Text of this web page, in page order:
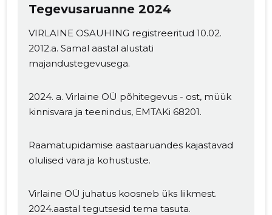
Tegevusaruanne 2024
VIRLAINE OSAUHING registreeritud 10.02.
2012.a. Samal aastal alustati
majandustegevusega.
2024. a. Virlaine OÜ põhitegevus - ost, müük
kinnisvara ja teenindus, EMTAKi 68201.
Raamatupidamise aastaaruandes kajastavad
olulised vara ja kohustuste.
Virlaine OÜ juhatus koosneb üks liikmest.
2024.aastal tegutsesid tema tasuta.
Muuda pildi
kirjeldust